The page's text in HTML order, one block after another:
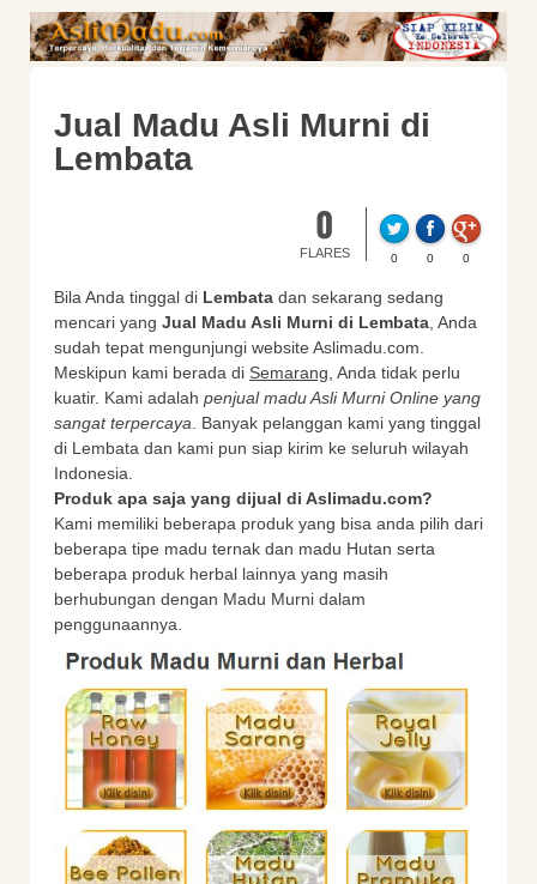
Jual Madu Asli Murni di
Lembata
0
FLARES 0 0 0
Bila Anda tinggal di Lembata dan sekarang sedang
mencari yang Jual Madu Asli Murni di Lembata, Anda
sudah tepat mengunjungi website Aslimadu.com.
Meskipun kami berada di Semarang, Anda tidak perlu
kuatir. Kami adalah penjual madu Asli Murni Online yang
sangat terpercaya. Banyak pelanggan kami yang tinggal
di Lembata dan kami pun siap kirim ke seluruh wilayah
Indonesia.
Produk apa saja yang dijual di Aslimadu.com?
Kami memiliki beberapa produk yang bisa anda pilih dari
beberapa tipe madu ternak dan madu Hutan serta
beberapa produk herbal lainnya yang masih
berhubungan dengan Madu Murni dalam
penggunaannya.